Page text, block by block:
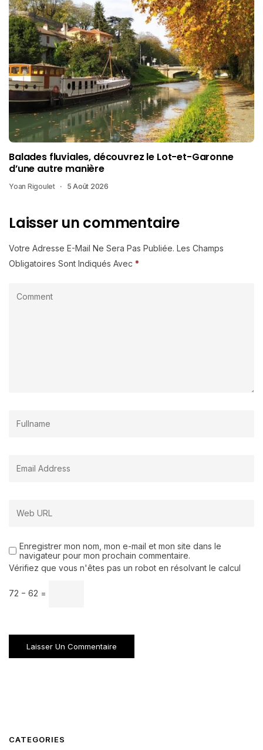
Balades fluviales, découvrez le Lot-et-Garonne
d’une autre manière
Yoan Rigoulet 5 Août 2026
Laisser un commentaire
Votre Adresse E-Mail Ne Sera Pas Publiée. Les Champs
Obligatoires Sont Indiqués Avec *
Enregistrer mon nom, mon e-mail et mon site dans le
navigateur pour mon prochain commentaire.
Vérifiez que vous n'êtes pas un robot en résolvant le calcul
72 − 62 =
CATEGORIES